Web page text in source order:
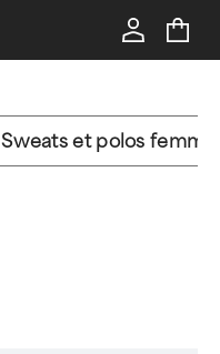
Sweats et polos